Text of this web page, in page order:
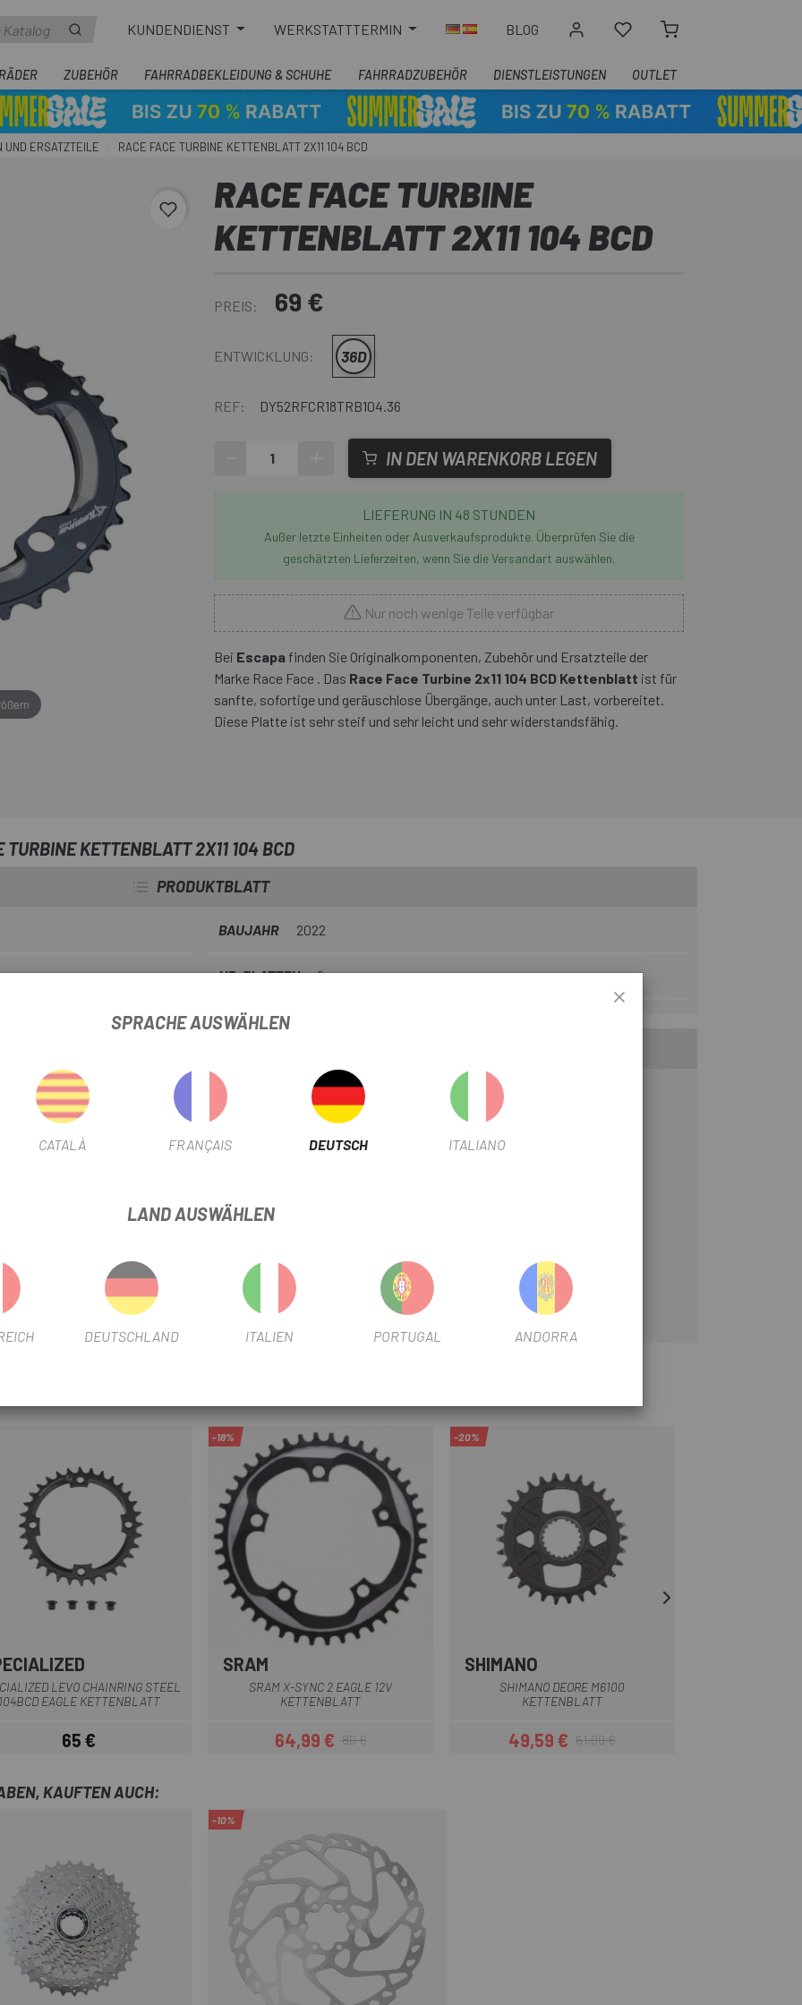
KUNDENDIENST WERKSTATTTERMIN BLOG
ZUBEHÖR FAHRRADBEKLEIDUNG & SCHUHE FAHRRADZUBEHÖR DIENSTLEISTUNGEN OUTLET
UND ERSATZTEILE RACE FACE TURBINE KETTENBLATT 2X11 104 BCD
favorite_border
RACE FACE TURBINE
KETTENBLATT 2X11 104 BCD
PREIS: 69 €
ENTWICKLUNG: 36D
REF: DY52RFCR18TRB104.36
IN DEN WARENKORB LEGEN
LIEFERUNG IN 48 STUNDEN
Außer letzte Einheiten oder Ausverkaufsprodukte. Überprüfen Sie die
geschätzten Lieferzeiten, wenn Sie die Versandart auswählen.
Nur noch wenige Teile verfügbar
Bei Escapa finden Sie Originalkomponenten, Zubehör und Ersatzteile der
Marke Race Face . Das Race Face Turbine 2x11 104 BCD Kettenblatt ist für
sanfte, sofortige und geräuschlose Übergänge, auch unter Last, vorbereitet.
Diese Platte ist sehr steif und sehr leicht und sehr widerstandsfähig.
KETTENBLATT 2X11 104 BCD
PRODUKTBLATT
BAUJAHR 2022
NR. PLATTEN 2
diese Platten auch unter Belastung einwandfrei.
Multi
LEVO CHAINRING STEEL
EAGLE KETTENBLATT
Preis
65 €
-18%
SRAM
SRAM X-SYNC 2 EAGLE 12V
KETTENBLATT
Preis
64,99 €Regulärer Preis
80 €
-20%
SHIMANO
SHIMANO DEORE M6100
KETTENBLATT
Preis
49,59 €Regulärer Preis
61,99 €
KAUFTEN AUCH:
-10%
SPRACHE AUSWÄHLEN
CATALÀ FRANÇAIS DEUTSCH ITALIANO
LAND AUSWÄHLEN
DEUTSCHLAND ITALIEN PORTUGAL ANDORRA